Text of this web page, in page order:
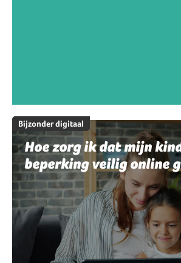
Bijzonder digitaal
Hoe zorg ik dat mijn
beperking veilig online